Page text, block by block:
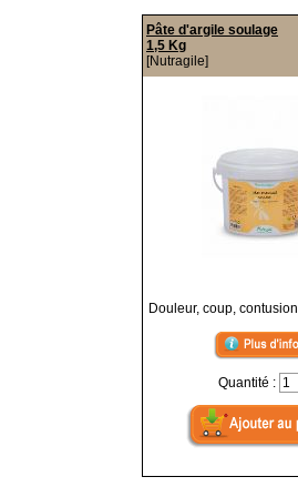
Pâte d'argile soulage
1,5 Kg
[Nutragile]
Douleur, coup, contusion
Quantité :